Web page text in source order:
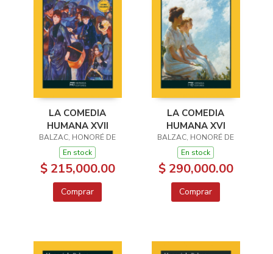
LA COMEDIA
HUMANA XVII
BALZAC, HONORÉ DE
En stock
$ 215,000.00
Comprar
LA COMEDIA
HUMANA XVI
BALZAC, HONORÉ DE
En stock
$ 290,000.00
Comprar